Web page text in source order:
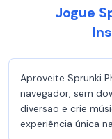
Jogue
Aproveite Sprunki
navegador, sem
diversão e crie
experiência única